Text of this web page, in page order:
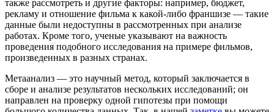
также рассмотреть и другие факторы: например, бюджет,
рекламу и отношение фильма к какой-либо франшизе — такие
данные были недоступны в рассмотренных при анализе
работах. Кроме того, ученые указывают на важность
проведения подобного исследования на примере фильмов,
произведенных в разных странах.
Метаанализ — это научный метод, который заключается в
сборе и анализе результатов нескольких исследований; он
направлен на проверку одной гипотезы при помощи